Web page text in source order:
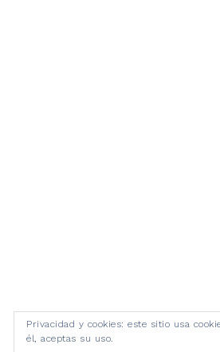
Privacidad y cookies: este sitio usa
él, aceptas su uso.